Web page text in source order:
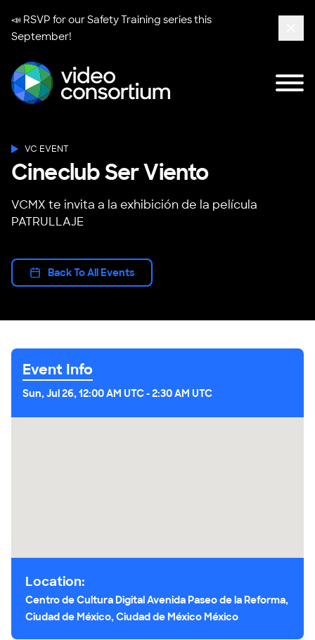
📣 RSVP for ourSafety Training seriesthis
September!
VC EVENT
Cineclub Ser Viento
VCMX te invita a la exhibición de la película
PATRULLAJE
Back To All Events
Event Info
Sun, Jul 26, 12:00 AM UTC-2:30 AM UTC
Location:
Centro de Cultura Digital Avenida Paseo de la Reforma,
Ciudad de México, Ciudad de México México